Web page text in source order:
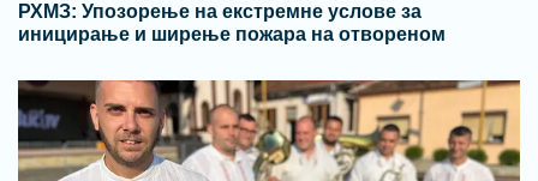
РХМЗ: Упозорење на екстремне услове за
иницирање и ширење пожара на отвореном